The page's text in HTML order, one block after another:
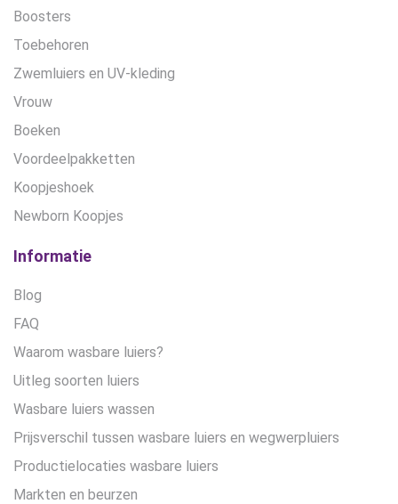
Boosters
Toebehoren
Zwemluiers en UV-kleding
Vrouw
Boeken
Voordeelpakketten
Koopjeshoek
Newborn Koopjes
Informatie
Blog
FAQ
Waarom wasbare luiers?
Uitleg soorten luiers
Wasbare luiers wassen
Prijsverschil tussen wasbare luiers en wegwerpluiers
Productielocaties wasbare luiers
Markten en beurzen